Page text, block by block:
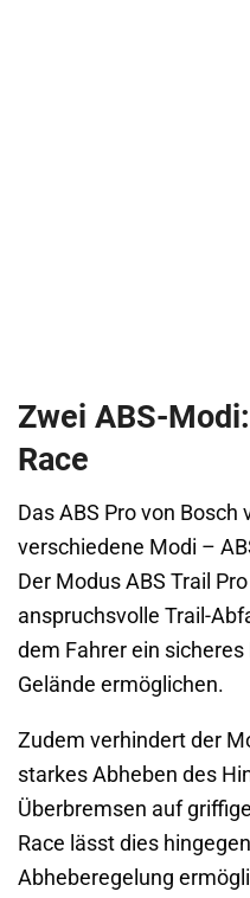
Zwei ABS-
Race
Das ABS Pro von
verschiedene Modi –
Der Modus ABS Trail
anspruchsvolle Trail-
dem Fahrer ein
Gelände ermöglichen.
Zudem verhindert der
starkes Abheben des
Überbremsen auf
Race lässt dies
Abheberegelung